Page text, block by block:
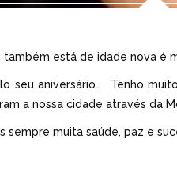
também está de idade nova é
seu aniversário… Tenho
a nossa cidade através da
sempre muita saúde, paz e